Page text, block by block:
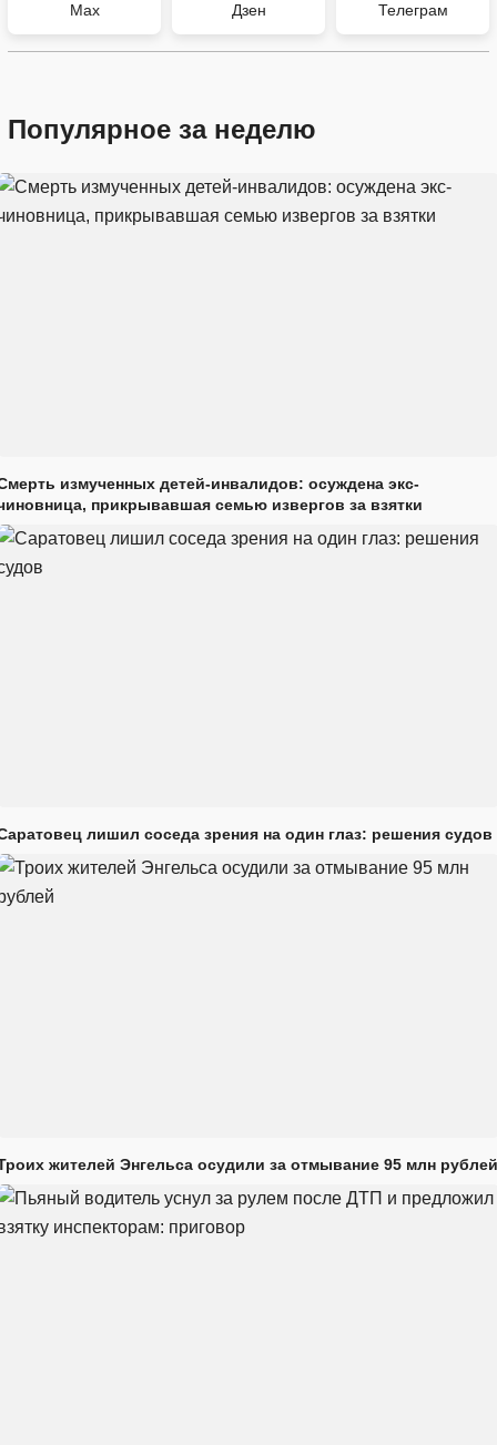
Max Дзен Телеграм
Популярное за неделю
измученных детей-инвалидов: осуждена экс-
прикрывавшая семью извергов за взятки
лишил соседа зрения на один глаз: решения судов
жителей Энгельса осудили за отмывание 95 млн рублей